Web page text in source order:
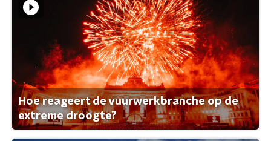
Hoe reageert de vuurwerkbranche op de
extreme droogte?